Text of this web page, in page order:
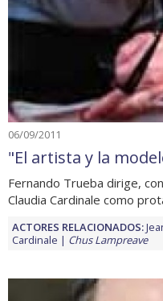
06/09/2011
"El artista y la
Fernando Trueba dirige,
Claudia Cardinale como
ACTORES RELACIONADOS:
Cardinale
Chus Lampreave